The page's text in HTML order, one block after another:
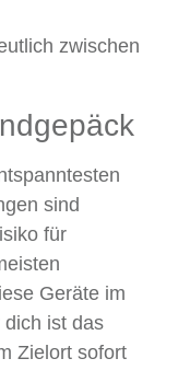
zwischen
sind
für
Geräte im
dich ist das
Zielort sofort